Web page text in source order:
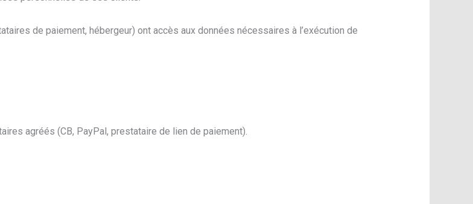
de paiement, hébergeur) ont accès aux données nécessaires à l’exécution de
agréés (CB, PayPal, prestataire de lien de paiement).